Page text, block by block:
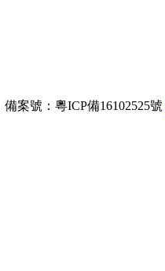
備案號：粵ICP備16102525號